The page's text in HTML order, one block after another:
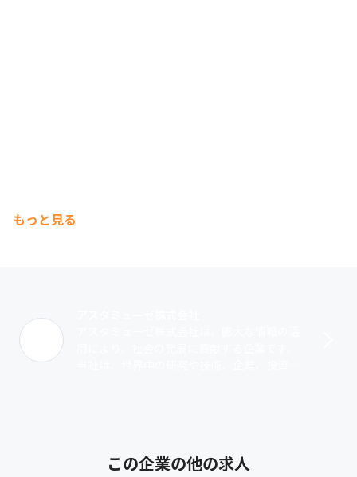
対応を常に心がけています
もっと見る
この企業の他の求人